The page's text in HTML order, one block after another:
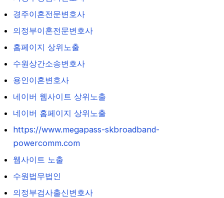
경주이혼전문변호사
의정부이혼전문변호사
홈페이지 상위노출
수원상간소송변호사
용인이혼변호사
네이버 웹사이트 상위노출
네이버 홈페이지 상위노출
https://www.megapass-skbroadband-
powercomm.com
웹사이트 노출
수원법무법인
의정부검사출신변호사